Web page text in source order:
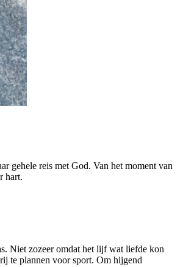
gehele reis met God. Van het moment van
hart.
Niet zozeer omdat het lijf wat liefde kon
te plannen voor sport. Om hijgend